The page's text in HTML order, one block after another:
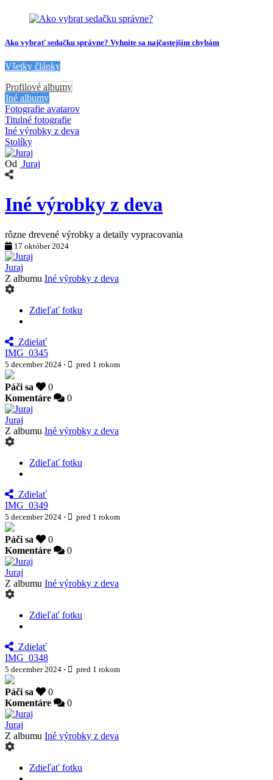
Ako vybrať sedačku správne? Vyhnite sa najčastejším chybám
Všetky články
Profilové albumy
Iné albumy
Fotografie avatarov
Titulné fotografie
Iné výrobky z deva
Stolíky
Od Juraj
Iné výrobky z deva
rôzne drevené výrobky a detaily vypracovania
17 október 2024
Juraj
Z albumu Iné výrobky z deva
Zdieľať fotku
Zdielať
IMG_0345
5 december 2024 · pred 1 rokom
Páči sa
0
Komentáre
0
Juraj
Z albumu Iné výrobky z deva
Zdieľať fotku
Zdielať
IMG_0349
5 december 2024 · pred 1 rokom
Páči sa
0
Komentáre
0
Juraj
Z albumu Iné výrobky z deva
Zdieľať fotku
Zdielať
IMG_0348
5 december 2024 · pred 1 rokom
Páči sa
0
Komentáre
0
Juraj
Z albumu Iné výrobky z deva
Zdieľať fotku